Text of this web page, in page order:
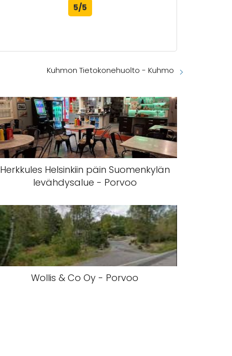
5/5
Kuhmon Tietokonehuolto - Kuhmo
Herkkules Helsinkiin päin Suomenkylän
levähdysalue - Porvoo
Wollis & Co Oy - Porvoo